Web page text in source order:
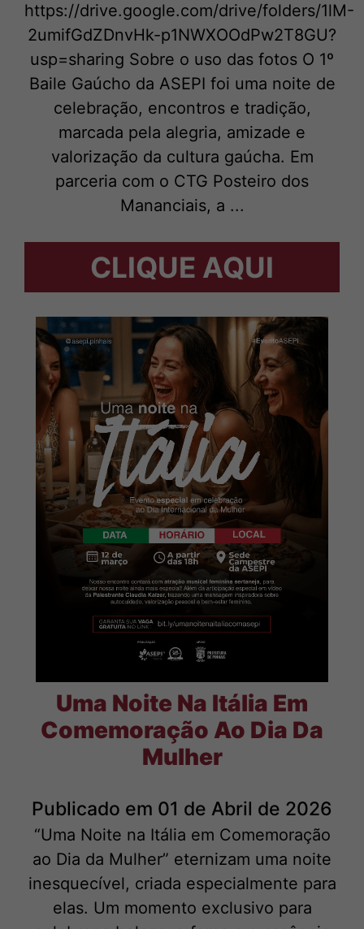
https://drive.google.com/drive/folders/1lM-
2umifGdZDnvHk-p1NWXOOdPw2T8GU?
usp=sharing Sobre o uso das fotos O 1º
Baile Gaúcho da ASEPI foi uma noite de
celebração, encontros e tradição,
marcada pela alegria, amizade e
valorização da cultura gaúcha. Em
parceria com o CTG Posteiro dos
Mananciais, a ...
CLIQUE AQUI
Uma Noite Na Itália Em
Comemoração Ao Dia Da
Mulher
Publicado em 01 de Abril de 2026
“Uma Noite na Itália em Comemoração
ao Dia da Mulher” eternizam uma noite
inesquecível, criada especialmente para
elas. Um momento exclusivo para